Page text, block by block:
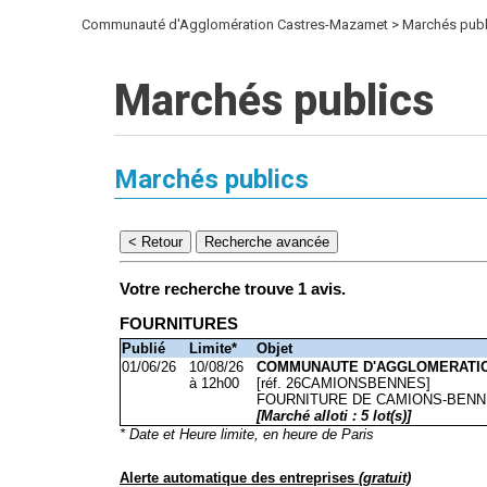
Communauté d'Agglomération Castres-Mazamet Marchés
Marchés publics
Marchés publics